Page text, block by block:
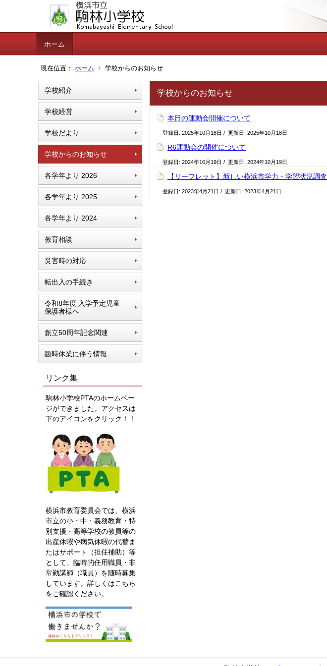
ホーム
現在位置： ホーム 学校からのお知らせ
学校紹介
学校経営
学校だより
学校からのお知らせ
各学年より 2026
各学年より 2025
各学年より 2024
教育相談
災害時の対応
転出入の手続き
令和8年度 入学予定児童
保護者様へ
創立50周年記念関連
臨時休業に伴う情報
リンク集
駒林小学校PTAのホームペー
ジができました。アクセスは
下のアイコンをクリック！！
横浜市教育委員会では、横浜
市立の小・中・義務教育・特
別支援・高等学校の教員等の
出産休暇や病気休暇の代替ま
たはサポート（担任補助）等
として、臨時的任用職員・非
常勤講師（職員）を随時募集
しています。詳しくはこちら
をご確認ください。
学校からのお知らせ
本日の運動会開催について
登録日: 2025年10月18日 / 更新日: 2025年10月18日
R6運動会の開催について
登録日: 2024年10月19日 / 更新日: 2024年10月19日
【リーフレット】新しい横浜市学力・学習状況調査
登録日: 2023年4月21日 / 更新日: 2023年4月21日